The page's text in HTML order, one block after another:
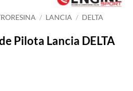
/ LANCIA / DELTA
Pilota Lancia DELTA